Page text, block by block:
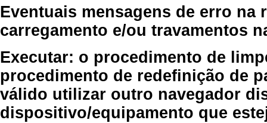
Eventuais mensagens de erro
carregamento e/ou travamentos
Executar: o procedimento de
procedimento de redefinição de
válido utilizar outro navegador
dispositivo/equipamento que